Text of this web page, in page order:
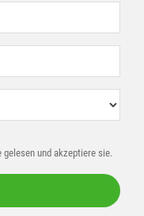
gelesen und akzeptiere sie.